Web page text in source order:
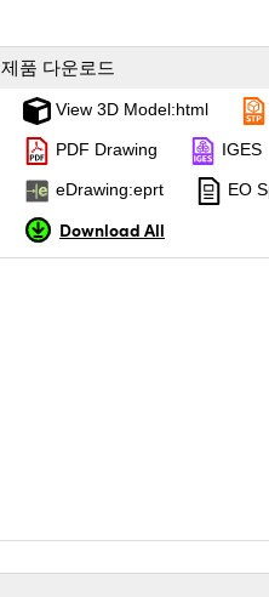
제품 다운로드
View 3D Model:html
PDF Drawing IGES
eDrawing:eprt EO
Download All